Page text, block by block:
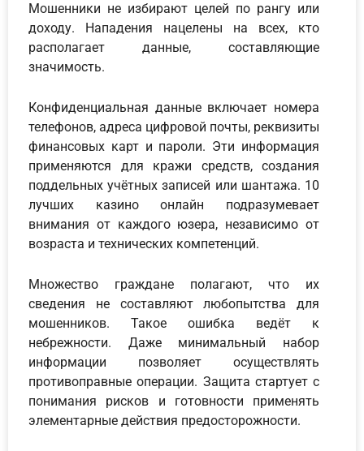
Мошенники не избирают целей по рангу или
доходу. Нападения нацелены на всех, кто
располагает данные, составляющие
значимость.
Конфиденциальная данные включает номера
телефонов, адреса цифровой почты, реквизиты
финансовых карт и пароли. Эти информация
применяются для кражи средств, создания
поддельных учётных записей или шантажа. 10
лучших казино онлайн подразумевает
внимания от каждого юзера, независимо от
возраста и технических компетенций.
Множество граждане полагают, что их
сведения не составляют любопытства для
мошенников. Такое ошибка ведёт к
небрежности. Даже минимальный набор
информации позволяет осуществлять
противоправные операции. Защита стартует с
понимания рисков и готовности применять
элементарные действия предосторожности.